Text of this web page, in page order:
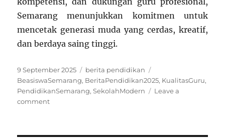
Semarang menunjukkan komitmen untuk
mencetak generasi muda yang cerdas, kreatif,
dan berdaya saing tinggi.
Posted
on
9 September 2025 Categories
berita pendidikan
BeasiswaSemarang, BeritaPendidikan2025, KualitasGuru,
PendidikanSemarang,SekolahModern
Leave a
commenton